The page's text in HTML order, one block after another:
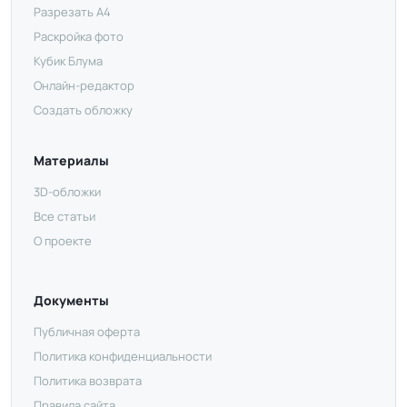
Разрезать А4
Раскройка фото
Кубик Блума
Онлайн-редактор
Создать обложку
Материалы
3D-обложки
Все статьи
О проекте
Документы
Публичная оферта
Политика конфиденциальности
Политика возврата